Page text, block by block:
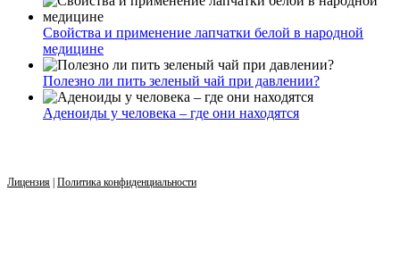
Свойства и применение лапчатки белой в народной
медицине
Полезно ли пить зеленый чай при давлении?
Аденоиды у человека – где они находятся
Лицензия Политика конфиденциальности